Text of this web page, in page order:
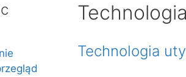
Technologia